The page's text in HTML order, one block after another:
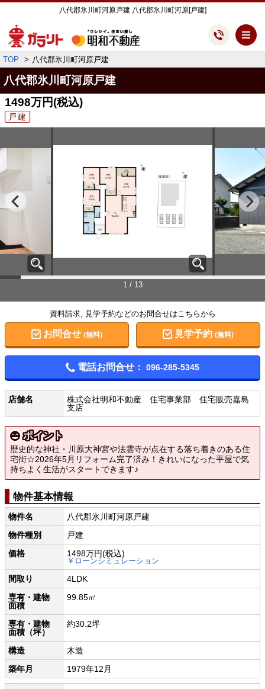
八代郡氷川町河原戸建 八代郡氷川町河原[戸建]
TOP 八代郡氷川町河原戸建
八代郡氷川町河原戸建
1498万円(税込)
戸建
1 / 13
資料請求, 見学予約などのお問合せはこちらから
お問合せ (無料) 見学予約(無料)
電話お問合せ： 096-285-5345
店舗名
株式会社明和不動産 住宅事業部 住宅販売嘉島
支店
ポイント
歴史的な神社・川原大神宮や法雲寺が点在する落ち着きのある住
宅街☆2026年5月リフォーム完了済み！きれいになった平屋で気
持ちよく生活がスタートできます♪
物件基本情報
物件名
八代郡氷川町河原戸建
物件種別
戸建
価格
1498万円(税込)
￥ローンシミュレーション
間取り
4LDK
専有・建物
面積
99.85㎡
専有・建物
面積（坪）
約30.2坪
構造
木造
築年月
1979年12月